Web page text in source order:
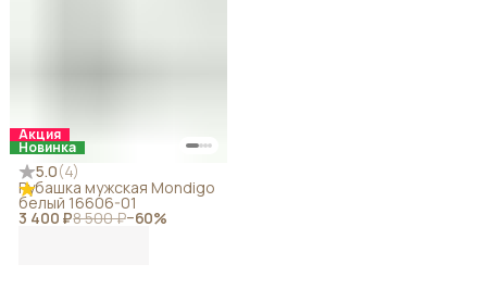
Акция
Новинка
5.0(4)
3 400 ₽8 500 ₽−60%
Рубашка мужская Mondigo
белый 16606-01